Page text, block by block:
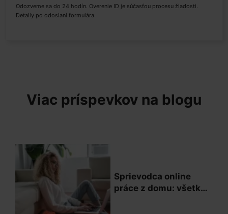
Odozveme sa do 24 hodín. Overenie ID je súčasťou procesu žiadosti.
Detaily po odoslaní formulára.
Viac príspevkov na blogu
Sprievodca online
práce z domu: všetko,